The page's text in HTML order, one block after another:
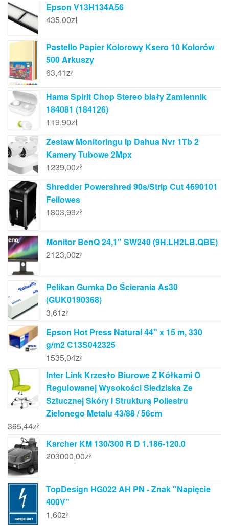
Epson V13H134A56
435,00zł
Pastello Papier Kolorowy Ksero 10 Kolorów
500 Arkuszy
63,41zł
Hama Spirit Chop Stereo biały Zamiennik
184081 (184126)
119,90zł
Zestaw Monitoringu Ip Dahua Nvr 1Tb 2
Kamery Tubowe 2Mpx
1239,00zł
Shredder Powershred 90s/Strip Cut 4690101
Fellowes
1803,99zł
Monitor BenQ 24,1" SW240 (9H.LH2LB.QBE)
2123,00zł
Pelikan Gumka Do Ścierania As30
(GUK0190368)
3,61zł
Epson Hot Press Natural 44" x 15 m, 330
g/m2 C13S042325
1535,04zł
Inter Link Krzesło Biurowe Z Kółkami O
Regulowanej Wysokości Siedziska Ze
Sztucznej Skóry I Strukturą Poliestru
Zielonego Metalu 43/88 / 56cm
365,44zł
Karcher KM 130/300 R D 1.186-120.0
203000,00zł
TopDesign HG022 AH PN - Znak "Napięcie
400V"
1,60zł